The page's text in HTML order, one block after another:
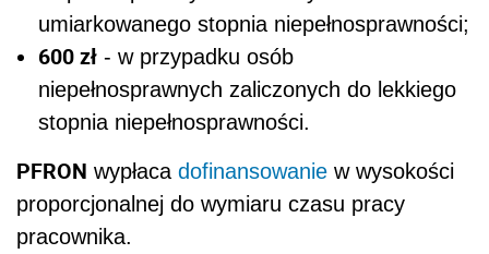
umiarkowanego stopnia niepełnosprawności;
600 zł - w przypadku osób
niepełnosprawnych zaliczonych do lekkiego
stopnia niepełnosprawności.
PFRON wypłaca dofinansowanie w wysokości
proporcjonalnej do wymiaru czasu pracy
pracownika.